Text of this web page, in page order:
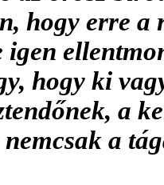
hogy erre a
hogy ki
a
a